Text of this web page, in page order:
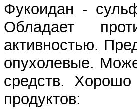
Фукоидан -
Обладает
активностью.
опухолевые.
средств.
продуктов: